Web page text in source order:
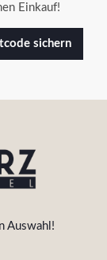
Einkauf!
sichern
Auswahl!